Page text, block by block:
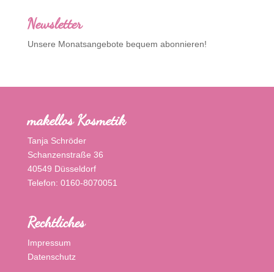
Newsletter
Unsere Monatsangebote bequem abonnieren!
makellos Kosmetik
Tanja Schröder
Schanzenstraße 36
40549 Düsseldorf
Telefon: 0160-8070051
Rechtliches
Impressum
Datenschutz